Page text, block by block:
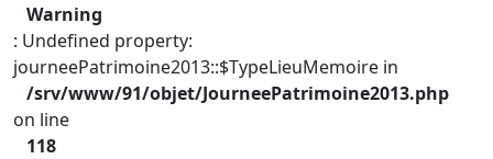
Warning
: Undefined property:
journeePatrimoine2013::$TypeLieuMemoire in
/srv/www/91/objet/JourneePatrimoine2013.php
on line
118